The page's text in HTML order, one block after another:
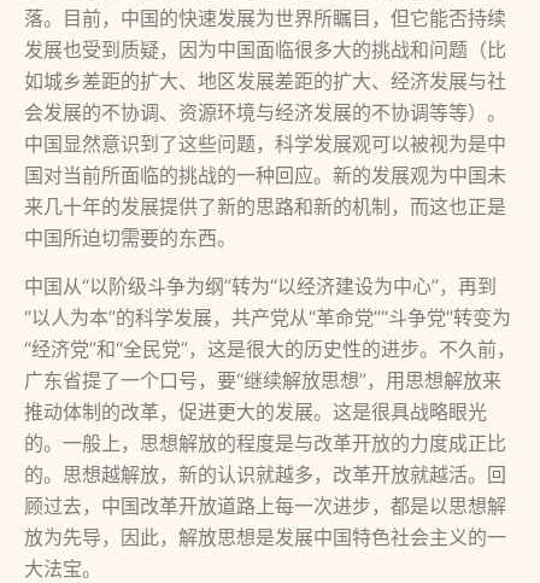
落。目前，中国的快速发展为世界所瞩目，但它能否持续
发展也受到质疑，因为中国面临很多大的挑战和问题（比
如城乡差距的扩大、地区发展差距的扩大、经济发展与社
会发展的不协调、资源环境与经济发展的不协调等等）。
中国显然意识到了这些问题，科学发展观可以被视为是中
国对当前所面临的挑战的一种回应。新的发展观为中国未
来几十年的发展提供了新的思路和新的机制，而这也正是
中国所迫切需要的东西。
中国从“以阶级斗争为纲”转为“以经济建设为中心”，再到
“以人为本”的科学发展，共产党从“革命党”“斗争党”转变为
“经济党”和“全民党”，这是很大的历史性的进步。不久前，
广东省提了一个口号，要“继续解放思想”，用思想解放来
推动体制的改革，促进更大的发展。这是很具战略眼光
的。一般上，思想解放的程度是与改革开放的力度成正比
的。思想越解放，新的认识就越多，改革开放就越活。回
顾过去，中国改革开放道路上每一次进步，都是以思想解
放为先导，因此，解放思想是发展中国特色社会主义的一
大法宝。